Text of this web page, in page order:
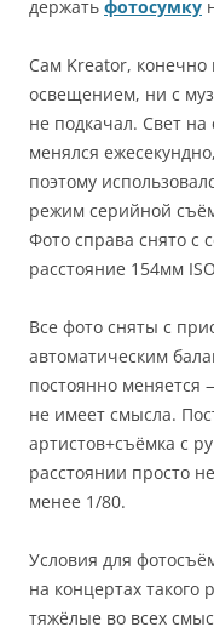
держать фотосумку
Сам Kreator, конечно
освещением, ни с
не подкачал. Свет на
менялся ежесекундно,
поэтому
режим серийной
Фото справа снято с
расстояние 154мм
Все фото сняты с
автоматическим
постоянно меняется
не имеет смысла.
артистов+съёмка с
расстоянии просто
менее 1/80.
Условия для
на концертах такого
тяжёлые во всех